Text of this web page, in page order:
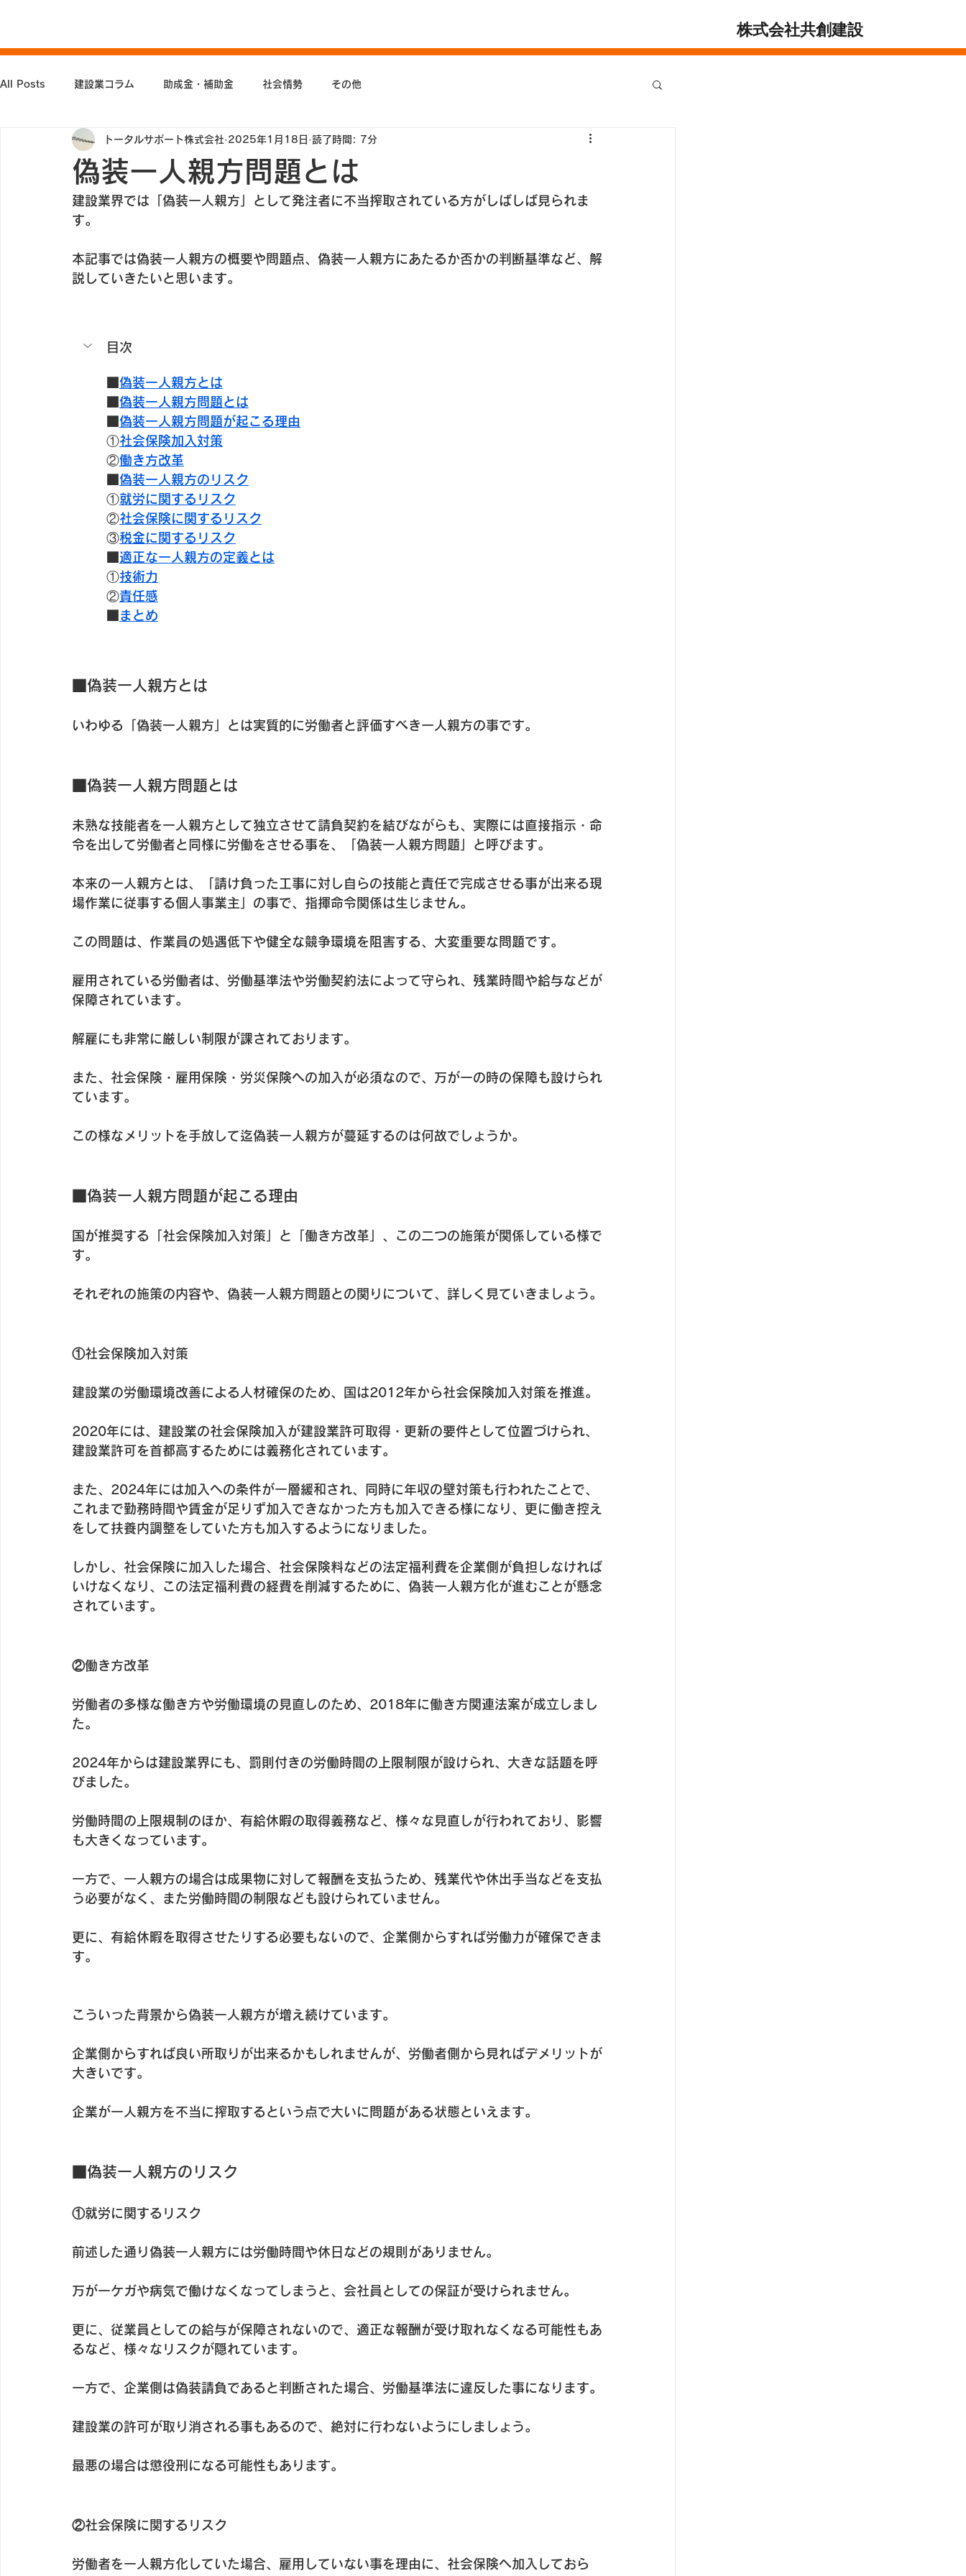
株式会社共創建設
All Posts 建設業コラム 助成金・補助金 社会情勢 その他
偽装一人親方問題とは
トータルサポート株式会社 2025年1月18日 読了時間: 7分
建設業界では「偽装一人親方」として発注者に不当搾取されている方がしばしば見られま
す。
本記事では偽装一人親方の概要や問題点、偽装一人親方にあたるか否かの判断基準など、解
説していきたいと思います。
目次
偽装一人親方とは
偽装一人親方問題とは
偽装一人親方問題が起こる理由
①社会保険加入対策
②働き方改革
偽装一人親方のリスク
①就労に関するリスク
②社会保険に関するリスク
③税金に関するリスク
適正な一人親方の定義とは
①技術力
②責任感
まとめ
■偽装一人親方とは
いわゆる「偽装一人親方」とは実質的に労働者と評価すべき一人親方の事です。
■偽装一人親方問題とは
未熟な技能者を一人親方として独立させて請負契約を結びながらも、実際には直接指示・命
令を出して労働者と同様に労働をさせる事を、「偽装一人親方問題」と呼びます。
本来の一人親方とは、「請け負った工事に対し自らの技能と責任で完成させる事が出来る現
場作業に従事する個人事業主」の事で、指揮命令関係は生じません。
この問題は、作業員の処遇低下や健全な競争環境を阻害する、大変重要な問題です。
雇用されている労働者は、労働基準法や労働契約法によって守られ、残業時間や給与などが
保障されています。
解雇にも非常に厳しい制限が課されております。
また、社会保険・雇用保険・労災保険への加入が必須なので、万が一の時の保障も設けられ
ています。
この様なメリットを手放して迄偽装一人親方が蔓延するのは何故でしょうか。
■偽装一人親方問題が起こる理由
国が推奨する「社会保険加入対策」と「働き方改革」、この二つの施策が関係している様で
す。
それぞれの施策の内容や、偽装一人親方問題との関りについて、詳しく見ていきましょう。
①社会保険加入対策
建設業の労働環境改善による人材確保のため、国は2012年から社会保険加入対策を推進。
2020年には、建設業の社会保険加入が建設業許可取得・更新の要件として位置づけられ、
建設業許可を首都高するためには義務化されています。
また、2024年には加入への条件が一層緩和され、同時に年収の壁対策も行われたことで、
これまで勤務時間や賃金が足りず加入できなかった方も加入できる様になり、更に働き控え
をして扶養内調整をしていた方も加入するようになりました。
しかし、社会保険に加入した場合、社会保険料などの法定福利費を企業側が負担しなければ
いけなくなり、この法定福利費の経費を削減するために、偽装一人親方化が進むことが懸念
されています。
②働き方改革
労働者の多様な働き方や労働環境の見直しのため、2018年に働き方関連法案が成立しまし
た。
2024年からは建設業界にも、罰則付きの労働時間の上限制限が設けられ、大きな話題を呼
びました。
労働時間の上限規制のほか、有給休暇の取得義務など、様々な見直しが行われており、影響
も大きくなっています。
一方で、一人親方の場合は成果物に対して報酬を支払うため、残業代や休出手当などを支払
う必要がなく、また労働時間の制限なども設けられていません。
更に、有給休暇を取得させたりする必要もないので、企業側からすれば労働力が確保できま
す。
こういった背景から偽装一人親方が増え続けています。
企業側からすれば良い所取りが出来るかもしれませんが、労働者側から見ればデメリットが
大きいです。
企業が一人親方を不当に搾取するという点で大いに問題がある状態といえます。
■偽装一人親方のリスク
①就労に関するリスク
前述した通り偽装一人親方には労働時間や休日などの規則がありません。
万が一ケガや病気で働けなくなってしまうと、会社員としての保証が受けられません。
更に、従業員としての給与が保障されないので、適正な報酬が受け取れなくなる可能性もあ
るなど、様々なリスクが隠れています。
一方で、企業側は偽装請負であると判断された場合、労働基準法に違反した事になります。
建設業の許可が取り消される事もあるので、絶対に行わないようにしましょう。
最悪の場合は懲役刑になる可能性もあります。
②社会保険に関するリスク
労働者を一人親方化していた場合、雇用していない事を理由に、社会保険へ加入しておら